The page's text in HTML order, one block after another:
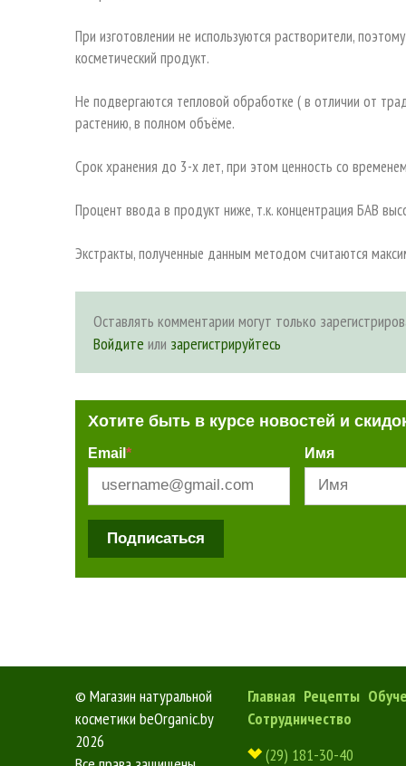
При изготовлении не используются растворители,
косметический продукт.
Не подвергаются тепловой обработке ( в отличии от
растению, в полном объёме.
Срок хранения до 3-х лет, при этом ценность со
Процент ввода в продукт ниже, т.к. концентрация БАВ
Экстракты, полученные данным методом считаются
Оставлять комментарии могут только
Войдите или зарегистрируйтесь
Хотите быть в курсе новостей и
Email * Имя
Подписаться
© Магазин натуральной
косметики beOrganic.by
2026
Главная Рецепты
Сотрудничество
(29) 181-30-40